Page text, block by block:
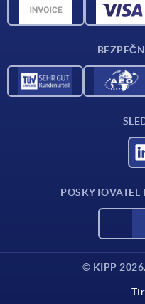
CAD data
POSKYTOVATEL
© KIPP